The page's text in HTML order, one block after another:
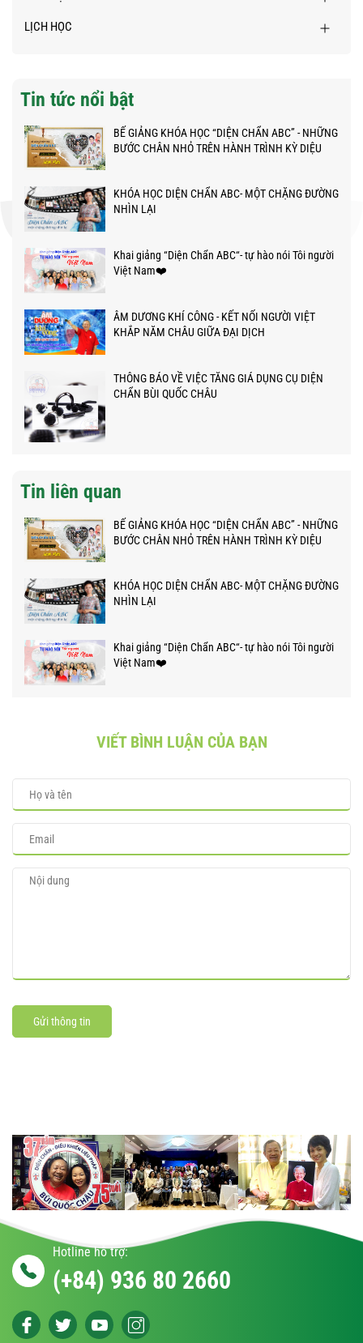
LỊCH HỌC
Tin tức nổi bật
BẾ GIẢNG KHÓA HỌC “DIỆN CHẨN ABC” - NHỮNG
BƯỚC CHÂN NHỎ TRÊN HÀNH TRÌNH KỲ DIỆU
KHÓA HỌC DIỆN CHẨN ABC- MỘT CHẶNG ĐƯỜNG
NHÌN LẠI
Khai giảng “Diện Chẩn ABC“- tự hào nói Tôi người
Việt Nam❤️
ÂM DƯƠNG KHÍ CÔNG - KẾT NỐI NGƯỜI VIỆT
KHẮP NĂM CHÂU GIỮA ĐẠI DỊCH
THÔNG BÁO VỀ VIỆC TĂNG GIÁ DỤNG CỤ DIỆN
CHẨN BÙI QUỐC CHÂU
Tin liên quan
BẾ GIẢNG KHÓA HỌC “DIỆN CHẨN ABC” - NHỮNG
BƯỚC CHÂN NHỎ TRÊN HÀNH TRÌNH KỲ DIỆU
KHÓA HỌC DIỆN CHẨN ABC- MỘT CHẶNG ĐƯỜNG
NHÌN LẠI
Khai giảng “Diện Chẩn ABC“- tự hào nói Tôi người
Việt Nam❤️
VIẾT BÌNH LUẬN CỦA BẠN
Gửi thông tin
Hotline hỗ trợ:
(+84) 936 80 2660